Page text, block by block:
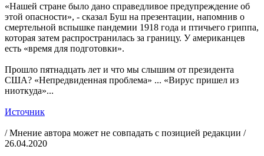
«Нашей стране было дано справедливое предупреждение об
этой опасности», - сказал Буш на презентации, напомнив о
смертельной вспышке пандемии 1918 года и птичьего гриппа,
которая затем распространилась за границу. У американцев
есть «время для подготовки».
Прошло пятнадцать лет и что мы слышим от президента
США? «Непредвиденная проблема» ... «Вирус пришел из
ниоткуда»...
Источник
/ Мнение автора может не совпадать с позицией редакции /
26.04.2020